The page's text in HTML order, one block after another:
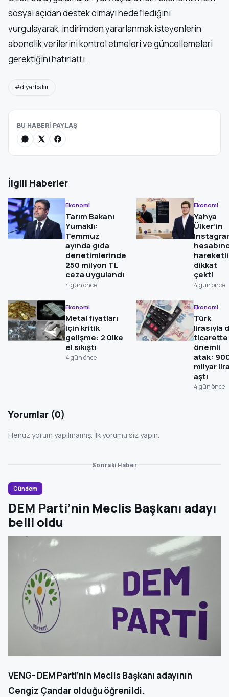
sosyal açıdan destek olmayı hedeflediğini
vurgulayarak, indirimden yararlanmak isteyenlerin
abonelik verilerini kontrol etmeleri ve güncellemeleri
gerektiğini hatırlattı.
#diyarbakır
BU HABERİ PAYLAŞ
İlgili Haberler
Ekonomi
Tarım Bakanı
Yumaklı:
Temmuz
ayında gıda
denetimlerinde
250 milyon TL
ceza uygulandı
4 gün önce
Ekonomi
Yahya
Ülker’in
dikkat
çekti
4 gün önce
Ekonomi
Metal fiyatları
için kritik
gelişme: 2 ülke
el sıkıştı
4 gün önce
Ekonomi
Türk
lirasıyla
ticarette
önemli
atak:
milyar
aştı
4 gün önce
Yorumlar (0)
Henüz yorum yapılmamış. İlk yorumu siz yapın.
Sonraki Haber
Gündem
DEM Parti’nin Meclis Başkanı adayı
belli oldu
VENG- DEM Parti’nin Meclis Başkanı adayının
Cengiz Çandar olduğu öğrenildi.